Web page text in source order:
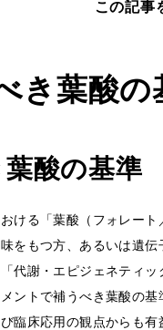
この記事
き葉酸の
酸の基準
ける「葉酸（フォレート
をもつ方、あるいは遺
代謝・エピジェネティッ
ントで補うべき葉酸の基
臨床応用の観点からも有